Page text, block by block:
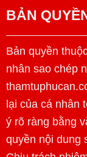
BẢN
Bản quyền
nhân sao chép
lại của cá nhân
ý rõ ràng bằng
quyền nội dung